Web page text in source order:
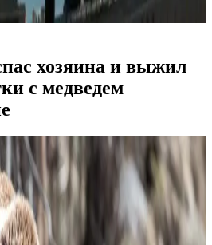
хозяина и выжил
с медведем